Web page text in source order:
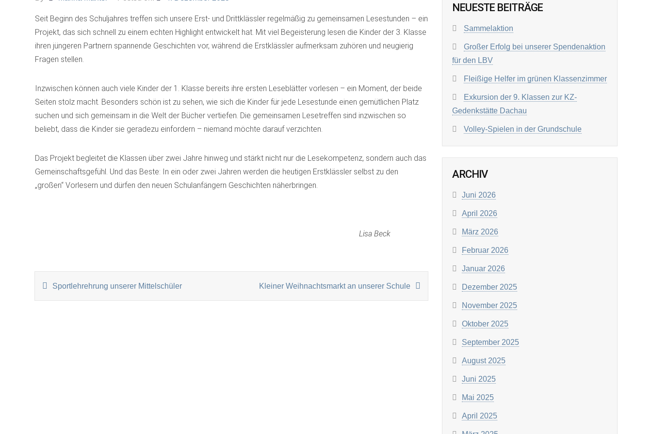
Seit Beginn des Schuljahres treffen sich unsere Erst- und Drittklässler regelmäßig zu gemeinsamen Lesestunden – ein
Projekt, das sich schnell zu einem echten Highlight entwickelt hat. Mit viel Begeisterung lesen die Kinder der 3. Klasse
ihren jüngeren Partnern spannende Geschichten vor, während die Erstklässler aufmerksam zuhören und neugierig
Fragen stellen.
Inzwischen können auch viele Kinder der 1. Klasse bereits ihre ersten Leseblätter vorlesen – ein Moment, der beide
Seiten stolz macht. Besonders schön ist zu sehen, wie sich die Kinder für jede Lesestunde einen gemütlichen Platz
suchen und sich gemeinsam in die Welt der Bücher vertiefen. Die gemeinsamen Lesetreffen sind inzwischen so
beliebt, dass die Kinder sie geradezu einfordern – niemand möchte darauf verzichten.
Das Projekt begleitet die Klassen über zwei Jahre hinweg und stärkt nicht nur die Lesekompetenz, sondern auch das
Gemeinschaftsgefühl. Und das Beste: In ein oder zwei Jahren werden die heutigen Erstklässler selbst zu den
„großen“ Vorlesern und dürfen den neuen Schulanfängern Geschichten näherbringen.
Lisa Beck
BEITRAGSNAVIGATION
Sportlehrehrung unserer Mittelschüler Kleiner Weihnachtsmarkt an unserer Schule
NEUESTE BEITRÄGE
Sammelaktion
Großer Erfolg bei unserer Spendenaktion
für den LBV
Fleißige Helfer im grünen Klassenzimmer
Exkursion der 9. Klassen zur KZ-
Gedenkstätte Dachau
Volley-Spielen in der Grundschule
ARCHIV
Juni 2026
April 2026
März 2026
Februar 2026
Januar 2026
Dezember 2025
November 2025
Oktober 2025
September 2025
August 2025
Juni 2025
Mai 2025
April 2025